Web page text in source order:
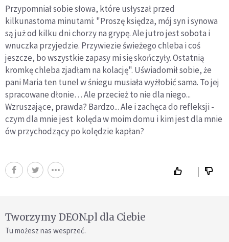
Przypomniał sobie słowa, które usłyszał przed
kilkunastoma minutami: "Proszę księdza, mój syn i synowa
są już od kilku dni chorzy na grypę. Ale jutro jest sobota i
wnuczka przyjedzie. Przywiezie świeżego chleba i coś
jeszcze, bo wszystkie zapasy mi się skończyły. Ostatnią
kromkę chleba zjadłam na kolację". Uświadomił sobie, że
pani Maria ten tunel w śniegu musiała wyżłobić sama. To jej
spracowane dłonie… Ale przecież to nie dla niego...
Wzruszające, prawda? Bardzo... Ale i zachęca do refleksji -
czym dla mnie jest kolęda w moim domu i kim jest dla mnie
ów przychodzący po kolędzie kapłan?
Tworzymy DEON.pl dla Ciebie
Tu możesz nas wesprzeć.